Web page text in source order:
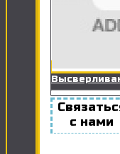
с нами